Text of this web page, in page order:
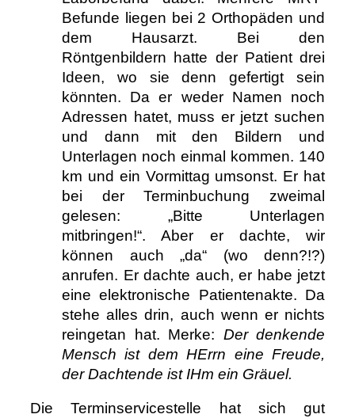
Befunde liegen bei 2 Orthopäden und
dem Hausarzt. Bei den
Röntgenbildern hatte der Patient drei
Ideen, wo sie denn gefertigt sein
könnten. Da er weder Namen noch
Adressen hatet, muss er jetzt suchen
und dann mit den Bildern und
Unterlagen noch einmal kommen. 140
km und ein Vormittag umsonst. Er hat
bei der Terminbuchung zweimal
gelesen: „Bitte Unterlagen
mitbringen!“. Aber er dachte, wir
können auch „da“ (wo denn?!?)
anrufen. Er dachte auch, er habe jetzt
eine elektronische Patientenakte. Da
stehe alles drin, auch wenn er nichts
reingetan hat. Merke: Der denkende
Mensch ist dem HErrn eine Freude,
der Dachtende ist IHm ein Gräuel.
Die Terminservicestelle hat sich gut